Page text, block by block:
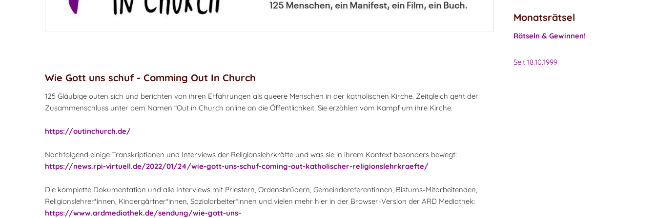
Wie Gott uns schuf - Comming Out In Church
125 Gläubige outen sich und berichten von ihren Erfahrungen als queere Menschen in der katholischen Kirche. Zeitgleich geht der
Zusammenschluss unter dem Namen “Out in Church online an die Öffentlichkeit. Sie erzählen vom Kampf um ihre Kirche.
https://outinchurch.de/
Nachfolgend einige Transkriptionen und Interviews der Religionslehrkräfte und was sie in ihrem Kontext besonders bewegt:
https://news.rpi-virtuell.de/2022/01/24/wie-gott-uns-schuf-coming-out-katholischer-religionslehrkraefte/
Die komplette Dokumentation und alle Interviews mit Priestern, Ordensbrüdern, Gemeindereferentinnen, Bistums-Mitarbeitenden,
Religionslehrer*innen, Kindergärtner*innen, Sozialarbeiter*innen und vielen mehr hier in der Browser-Version der ARD Mediathek:
https://www.ardmediathek.de/sendung/wie-gott-uns-
Monatsrätsel
Rätseln & Gewinnen!
Seit 18.10.1999